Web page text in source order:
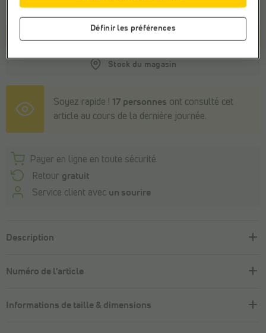
livraison.
Stock du magasin
Soyez rapide ! 17 personnes ont consulté cet
article au cours de la dernière journée.
Payer en ligne en toute sécurité
Retour gratuit
Service client avec un sourire
Description
Numéro de l'article
Informations de taille & dimensions
Définir les préférences